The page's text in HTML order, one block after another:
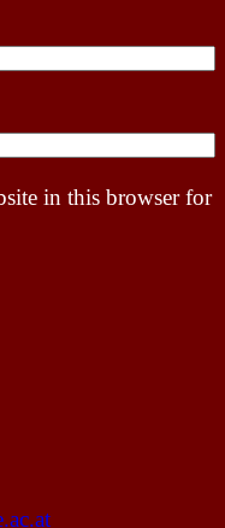
in this browser for